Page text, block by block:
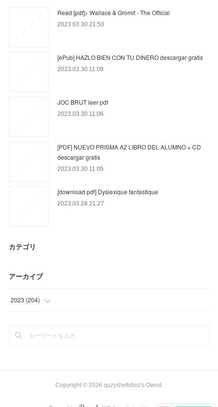
Read [pdf]> Wallace & Gromit - The Official
2023.03.30 21:50
[ePub] HAZLO BIEN CON TU DINERO descargar gratis
2023.03.30 11:08
JOC BRUT leer pdf
2023.03.30 11:06
[PDF] NUEVO PRISMA A2 LIBRO DEL ALUMNO + CD
descargar gratis
2023.03.30 11:05
[download pdf] Dyslexique fantastique
2023.03.28 21:27
カテゴリ
アーカイブ
2023 (204)
(
Copyright © 2026 quzyshefoboz's Ownd .